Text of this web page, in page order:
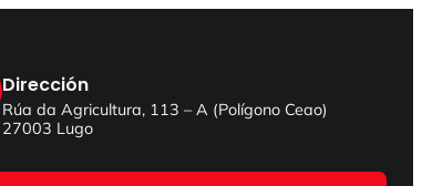
Dirección
Rúa da Agricultura, 113 – A (Polígono Ceao)
27003 Lugo